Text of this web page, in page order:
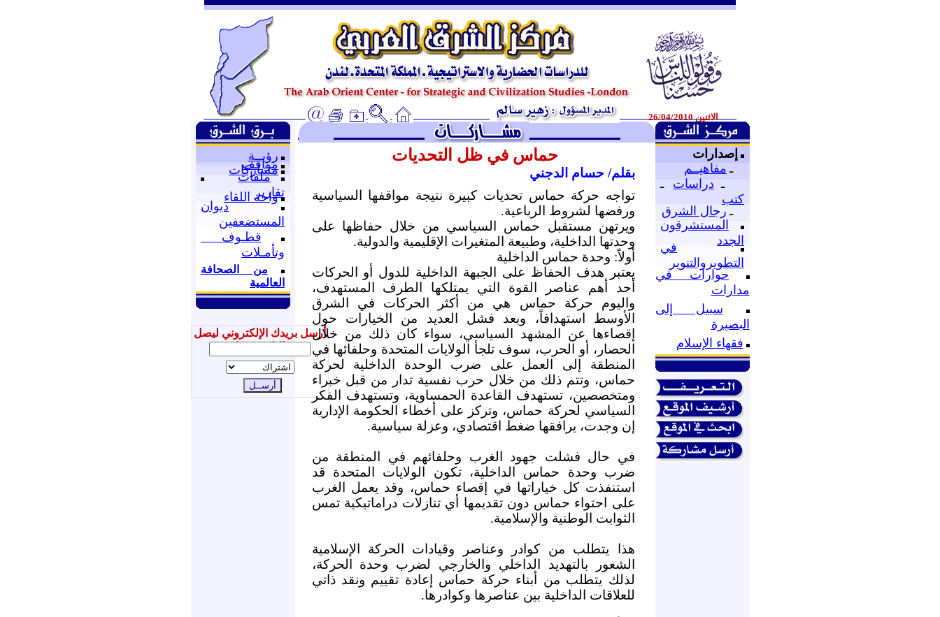
ـ
الاثنين 26/04/2010
رؤيــة
مواقف
مشاركات
ملفات
تقارير
واحة اللقاء
ديوان
المستضعفين
قطـوف
وتأمـلات
من الصحافة
العالمية
أرسل بريدك الإلكتروني ليصل
إليك جديدنا
إصدارات
ـ مفاهيــم
ـ دراسات
ـ
كتب
ـ رجال الشرق
المستشرقون
الجدد
في
التطويروالتنوير
حوارات في
مدارات
سبيل إلى
البصيرة
فقهاء الإسلام
حماس في ظل التحديات
بقلم/ حسام الدجني
تواجه حركة حماس تحديات كبيرة نتيجة مواقفها السياسية
ورفضها لشروط الرباعية.
ويرتهن مستقبل حماس السياسي من خلال حفاظها على
وحدتها الداخلية، وطبيعة المتغيرات الإقليمية والدولية.
أولاً: وحدة حماس الداخلية
يعتبر هدف الحفاظ على الجبهة الداخلية للدول أو الحركات
أحد أهم عناصر القوة التي يمتلكها الطرف المستهدف،
واليوم حركة حماس هي من أكثر الحركات في الشرق
الأوسط استهدافاً، وبعد فشل العديد من الخيارات حول
إقصاءها عن المشهد السياسي، سواء كان ذلك من خلال
الحصار، أو الحرب، سوف تلجأ الولايات المتحدة وحلفائها في
المنطقة إلى العمل على ضرب الوحدة الداخلية لحركة
حماس، وتتم ذلك من خلال حرب نفسية تدار من قبل خبراء
ومتخصصين، تستهدف القاعدة الحمساوية، وتستهدف الفكر
السياسي لحركة حماس، وتركز على أخطاء الحكومة الإدارية
إن وجدت، يرافقها ضغط اقتصادي، وعزلة سياسية.
في حال فشلت جهود الغرب وحلفائهم في المنطقة من
ضرب وحدة حماس الداخلية، تكون الولايات المتحدة قد
استنفذت كل خياراتها في إقصاء حماس، وقد يعمل الغرب
على احتواء حماس دون تقديمها أي تنازلات دراماتيكية تمس
الثوابت الوطنية والإسلامية.
هذا يتطلب من كوادر وعناصر وقيادات الحركة الإسلامية
الشعور بالتهديد الداخلي والخارجي لضرب وحدة الحركة،
لذلك يتطلب من أبناء حركة حماس إعادة تقييم ونقد ذاتي
للعلاقات الداخلية بين عناصرها وكوادرها.